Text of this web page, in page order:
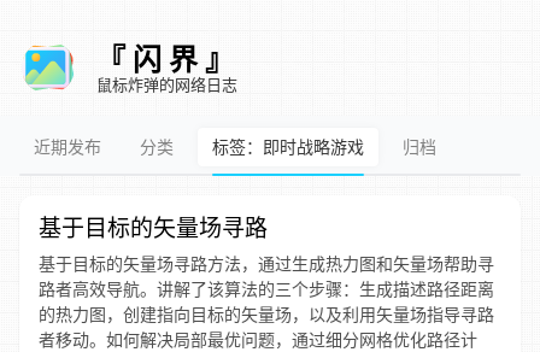
『 闪 界 』
鼠标炸弹的网络日志
近期发布 分类 标签：即时战略游戏 归档
基于目标的矢量场寻路
基于目标的矢量场寻路方法，通过生成热力图和矢量场帮助寻
路者高效导航。讲解了该算法的三个步骤：生成描述路径距离
的热力图，创建指向目标的矢量场，以及利用矢量场指导寻路
者移动。如何解决局部最优问题，通过细分网格优化路径计